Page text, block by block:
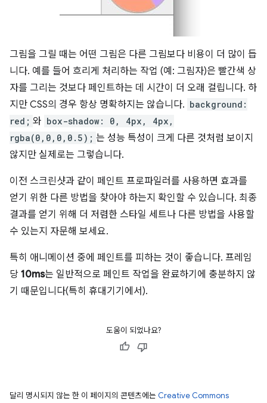
그림을 그릴 때는 어떤 그림은 다른 그림보다 비용이 더 많이 듭
니다. 예를 들어 흐리게 처리하는 작업 (예: 그림자)은 빨간색 상
자를 그리는 것보다 페인트하는 데 시간이 더 오래 걸립니다. 하
지만 CSS의 경우 항상 명확하지는 않습니다. background:
red; 와 box-shadow: 0, 4px, 4px,
rgba(0,0,0,0.5); 는 성능 특성이 크게 다른 것처럼 보이지
않지만 실제로는 그렇습니다.
이전 스크린샷과 같이 페인트 프로파일러를 사용하면 효과를
얻기 위한 다른 방법을 찾아야 하는지 확인할 수 있습니다. 최종
결과를 얻기 위해 더 저렴한 스타일 세트나 다른 방법을 사용할
수 있는지 자문해 보세요.
특히 애니메이션 중에 페인트를 피하는 것이 좋습니다. 프레임
당 10ms는 일반적으로 페인트 작업을 완료하기에 충분하지 않
기 때문입니다(특히 휴대기기에서).
도움이 되었나요?
달리 명시되지 않는 한 이 페이지의 콘텐츠에는 Creative Commons